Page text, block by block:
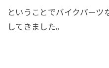
ということでバイクパーツ
してきました。